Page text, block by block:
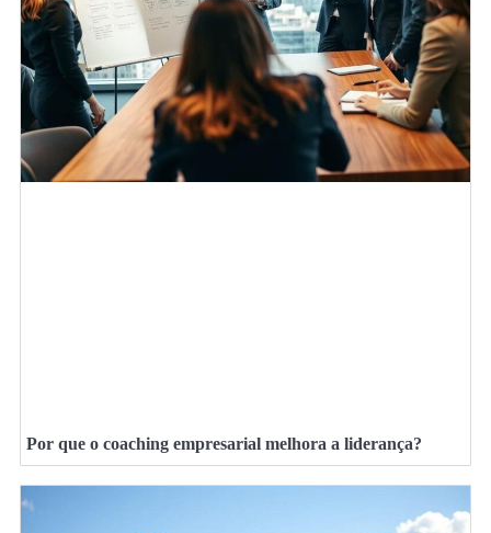
Por que o coaching empresarial melhora a liderança?